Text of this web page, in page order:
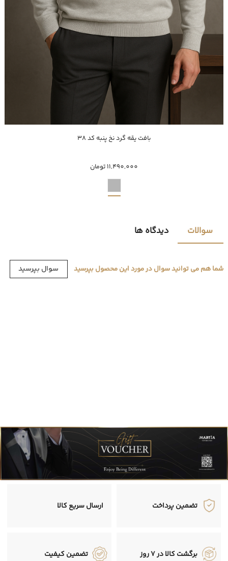
ناموجود
بافت یقه گرد نخ پنبه کد 38
11,490,000 تومان
سوالات دیدگاه ها
شما هم می توانید سوال در مورد این محصول بپرسید سوال بپرسید
تضمین پرداخت ارسال سریع کالا
برگشت کالا در 7 روز تضمین کیفیت